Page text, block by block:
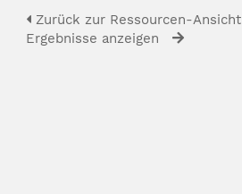
Zurück zur Ressourcen-Ansicht
Ergebnisse anzeigen